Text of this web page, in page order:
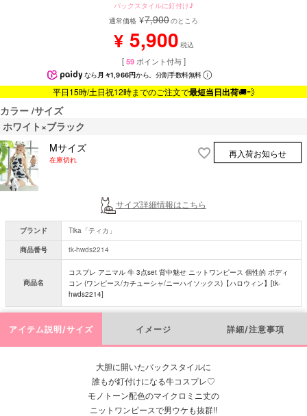
バックスタイルに釘付け♪
通常価格 ¥7,900のところ
¥ 5,900 税込
[ 59 ポイント付与 ]
なら月々1,966円から。分割手数料無料
平日15時/土日祝12時までのご注文で最短当日出荷🚚💨
カラー サイズ
ホワイト×ブラック
Mサイズ
在庫切れ
再入荷お知らせ
サイズ詳細情報はこちら
ブランド
Tika「ティカ」
商品番号
tk-hwds2214
商品名
コスプレ アニマル 牛 3点set 背中魅せ ニットワンピース 個性的 ボディ
コン (ワンピース/カチューシャ/ニーハイソックス)【ハロウィン】[tk-
hwds2214]
アイテム説明/サイズ イメージ 詳細/注意事項
大胆に開いたバックスタイルに
誰もが釘付けになる牛コスプレ♡
モノトーン配色のマイクロミニ丈の
ニットワンピースで男ウケも抜群!!